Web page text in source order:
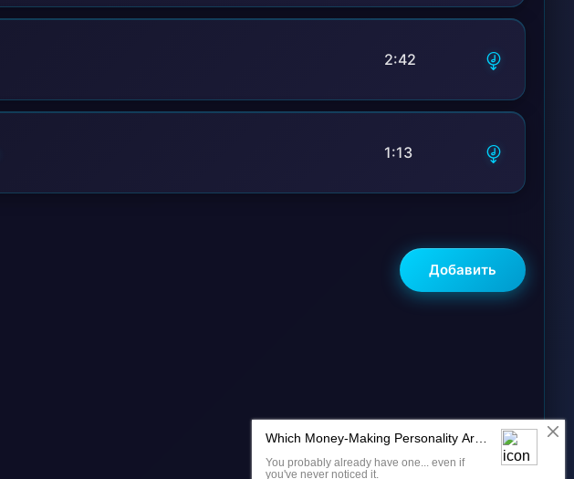
2:42
1:13
Добавить